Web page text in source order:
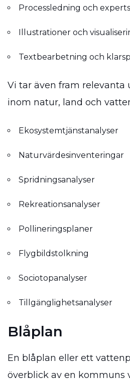
Processledning och
Illustrationer och
Textbearbetning och
Vi tar även fram relevanta
inom natur, land och
Ekosystemtjänstanalyser
Naturvärdesinventeringar
Spridningsanalyser
Rekreationsanalyser
Pollineringsplaner
Flygbildstolkning
Sociotopanalyser
Tillgänglighetsanalyser
Blåplan
En blåplan eller ett
överblick av en kommuns